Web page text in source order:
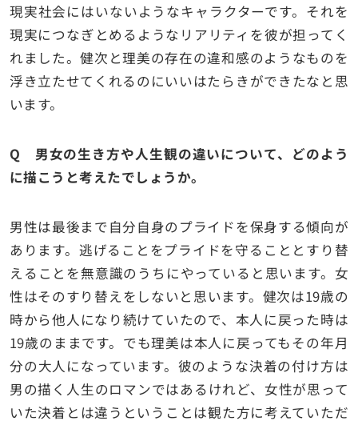
現実社会にはいないようなキャラクターです。それを
現実につなぎとめるようなリアリティを彼が担ってく
れました。健次と理美の存在の違和感のようなものを
浮き立たせてくれるのにいいはたらきができたなと思
います。
Q 男女の生き方や人生観の違いについて、どのよう
に描こうと考えたでしょうか。
男性は最後まで自分自身のプライドを保身する傾向が
あります。逃げることをプライドを守ることとすり替
えることを無意識のうちにやっていると思います。女
性はそのすり替えをしないと思います。健次は19歳の
時から他人になり続けていたので、本人に戻った時は
19歳のままです。でも理美は本人に戻ってもその年月
分の大人になっています。彼のような決着の付け方は
男の描く人生のロマンではあるけれど、女性が思って
いた決着とは違うということは観た方に考えていただ